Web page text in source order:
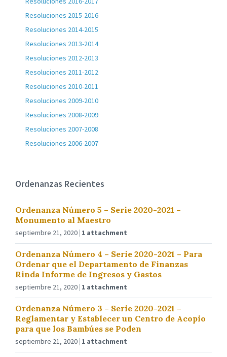
Resoluciones 2015-2016
Resoluciones 2014-2015
Resoluciones 2013-2014
Resoluciones 2012-2013
Resoluciones 2011-2012
Resoluciones 2010-2011
Resoluciones 2009-2010
Resoluciones 2008-2009
Resoluciones 2007-2008
Resoluciones 2006-2007
Ordenanzas Recientes
Ordenanza Número 5 – Serie 2020-2021 –
Monumento al Maestro
septiembre 21, 2020 1 attachment
Ordenanza Número 4 – Serie 2020-2021 – Para
Ordenar que el Departamento de Finanzas
Rinda Informe de Ingresos y Gastos
septiembre 21, 2020 1 attachment
Ordenanza Número 3 – Serie 2020-2021 –
Reglamentar y Establecer un Centro de Acopio
para que los Bambúes se Poden
septiembre 21, 2020 1 attachment